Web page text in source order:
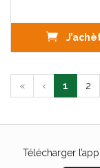
« ‹ 1 2
Télécharger